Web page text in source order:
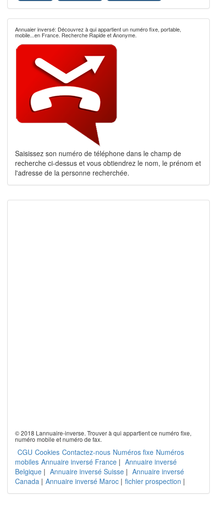
Annuaier inversé: Découvrez à qui appartient un numéro fixe, portable,
mobile...en France. Recherche Rapide et Anonyme.
Saisissez son numéro de téléphone dans le champ de
recherche ci-dessus et vous obtiendrez le nom, le prénom et
l'adresse de la personne recherchée.
© 2018 Lannuaire-inverse. Trouver à qui appartient ce numéro fixe,
numéro mobile et numéro de fax.
CGU Cookies Contactez-nous Numéros fixe Numéros
mobiles Annuaire inversé France | Annuaire inversé
Belgique | Annuaire inversé Suisse | Annuaire inversé
Canada | Annuaire inversé Maroc | fichier prospection |